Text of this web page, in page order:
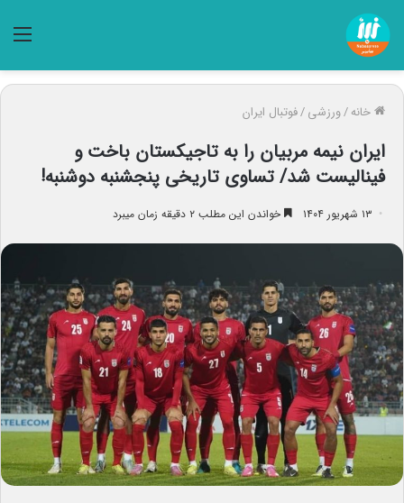
خانه/ورزشی/فوتبال ایران
ایران نیمه مربیان را به تاجیکستان باخت و
فینالیست شد/ تساوی تاریخی پنجشنبه دوشنبه!
۱۳ شهریور ۱۴۰۴ خواندن این مطلب ۲ دقیقه زمان میبرد